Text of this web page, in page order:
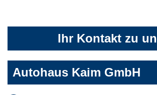
Ihr Kontakt zu
Autohaus Kaim GmbH